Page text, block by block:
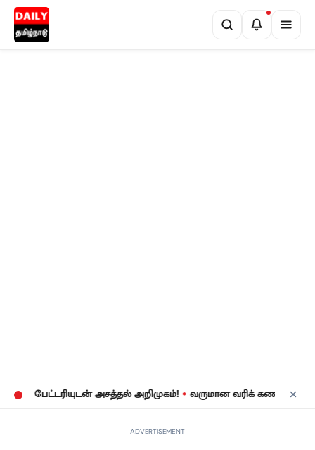
அசத்தல் அறிமுகம்! • வருமான வரிக் கணக்குத் தாக்கல்:
ADVERTISEMENT